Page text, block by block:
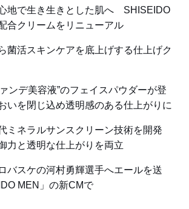
地で生き生きとした肌へ SHISEIDO
合クリームをリニューアル
菌活スキンケアを底上げする仕上げク
ンデ美容液”のフェイスパウダーが登
を閉じ込め透明感のある仕上がりに
ミネラルサンスクリーン技術を開発
力と透明な仕上がりを両立
バスケの河村勇輝選手へエールを送
MEN」の新CMで